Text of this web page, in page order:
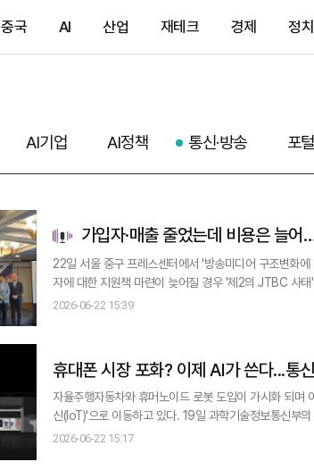
중국 AI 산업 재테크 경제 정치
AI기업 AI정책 통신·방송 포
가입자·매출 줄었는데 비용은 늘
산"
22일 서울 중구 프레스센터에서 '방송미디어 구조변화에 따른
자에 대한 지원책 마련이 늦어질 경우 '제2의 JTBC 사
부담은 커지는 만큼 정부 지원이 시급하다는 지적이다. 22일 서울 중구 프레스센터에서는 '방송미디어 구조변화에 따른 유
2026-06-22 15:39
휴대폰 시장 포화? 이제 AI가 쓴다...통
자율주행자동차와 휴머노이드 로봇 도입이 가시화 되며
신(IoT)'으로 이동하고 있다. 19일 과학기술정보통신부의 이동통신 서비스 통계에 따르면 IoT 회선은 작년 3월 2896만회
선에서 올해 3월 3214만회선으로 11.0% 늘었다. 같은
2026-06-22 15:17